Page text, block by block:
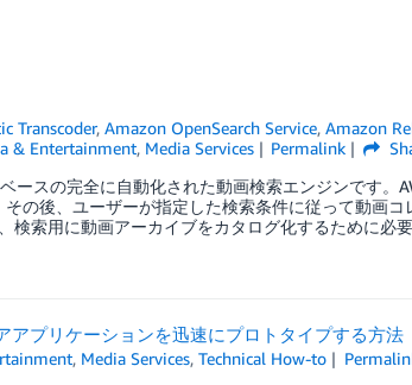
Transcoder,Amazon OpenSearch Service,Amazon
& Entertainment, Media Services Permalink
ースの完全に自動化された動画検索エンジンです。
の後、ユーザーが指定した検索条件に従って動画コ
検索用に動画アーカイブをカタログ化するために必
プリケーションを迅速にプロトタイプする方法
, Media Services,Technical How-to